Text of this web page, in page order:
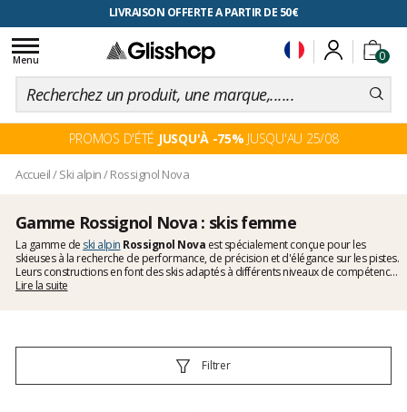
RETOUR FACILITÉ, 100 jours pour changer d'avis
0
Toggle
navigation
Menu
PROMOS D'ÉTÉ JUSQU'À -75% JUSQU'AU 25/08
Accueil/Ski alpin/Rossignol Nova
Gamme Rossignol Nova : skis femme
La gamme de ski alpin Rossignol Nova est spécialement conçue pour les
skieuses à la recherche de performance, de précision et d'élégance sur les pistes.
Leurs constructions en font des skis adaptés à différents niveaux de compétence,
allant des débutantes aux skieuses confirmées. Ils offrent une excellente
Lire la suite
Filtrer